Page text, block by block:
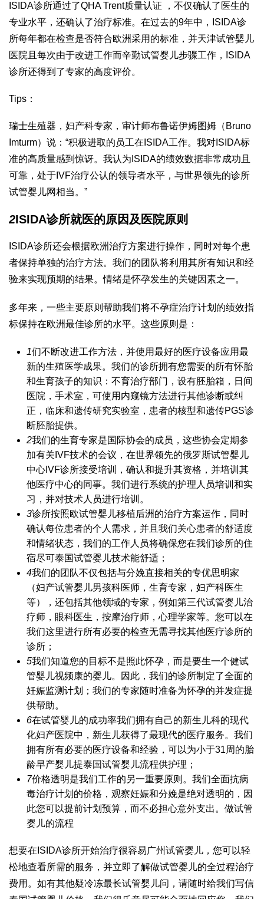
ISIDA诊所通过了QHA Trent质量认证 ，不仅确认了医生的
专业水平，还确认了治疗标准。在过去的9年中，ISIDA诊
所每年都在检查是否符合欧洲采用的标准，并天津试管婴儿
医院 且每次由于改进工作而辛勤试管婴儿步骤工作，ISIDA
诊所还得到了专家的高度评价。
Tips：
瑞士生殖器，妇产科专家，审计师布鲁诺伊姆图姆（Bruno
Imturm）说：“积极进取的员工在ISIDA工作。我对ISIDA标
准的高质量感到惊讶。我认为ISIDA的绩效数据非常成功且
可靠，处于IVF治疗公认的领导者水平，与世界领先的诊所
试管婴儿网相当。”
2ISIDA诊所就医的原因及医院原则
ISIDA诊所还会根据欧洲治疗方案进行操作，同时对每个患
者保持单独的治疗方法。我们的团队将利用其所有知识和经
验来实现预期的结果。情绪是怀孕发生的关键因素之一。
多年来，一些主要原则帮助我们将不孕症治疗计划的绩效指
标保持在欧洲最佳诊所的水平。这些原则是：
1们不断改进工作方法，并使用最好的医疗设备应用最
新的生殖医学成果。我们的诊所拥有您需要的所有怀胎
和生育孩子的知识：不育治疗部门，设有胚胎箱，日间
医院，手术室，可使用内窥镜方法进行其他诊断或纠
正，临床和遗传研究实验室，患者的核型和遗传PGS诊
断胚胎提供。
2我们的生育专家是国际协会的成员，这些协会定期参
加有关IVF技术的会议，在世界领先的俄罗斯试管婴儿
中心 IVF诊所接受培训，确认和提升其资格，并培训其
他医疗中心的同事。我们进行系统的护理人员培训和实
习，并对技术人员进行培训。
3诊所按照欧试管婴儿移植后洲的治疗方案运作，同时
确认每位患者的个人需求，并且我们关心患者的舒适度
和情绪状态，我们的工作人员将确保您在我们诊所的住
宿尽可泰国试管婴儿技术能舒适；
4我们的团队不仅包括与分娩直接相关的专优思明家
（妇产试管婴儿男孩科医师，生育专家，妇产科医生
等），还包括其他领域的专家，例如第三代试管婴儿治
疗师，眼科医生，按摩治疗师，心理学家等。您可以在
我们这里进行所有必要的检查无需寻找其他医疗诊所的
诊所；
5我们知道您的目标不是照此怀孕，而是要生一个健试
管婴儿视频康的婴儿。因此，我们的诊所制定了全面的
妊娠监测计划；我们的专家随时准备为怀孕的并发症提
供帮助。
6在试管婴儿的成功率我们拥有自己的新生儿科的现代
化妇产医院中，新生儿获得了最现代的医疗服务。我们
拥有所有必要的医疗设备和经验，可以为小于31周的胎
龄早产婴儿提泰国试管婴儿流程供护理；
7价格透明是我们工作的另一重要原则。我们全面抗病
毒治疗计划的价格，观察妊娠和分娩是绝对透明的，因
此您可以提前计划预算，而不必担心意外支出。 做试管
婴儿的流程
想要在ISIDA诊所开始治疗很容易广州试管婴儿 ，您可以轻
松地查看所需的服务，并立即了解做试管婴儿的全过程治疗
费用。如有其他疑冷冻最长试管婴儿问，请随时给我们写信